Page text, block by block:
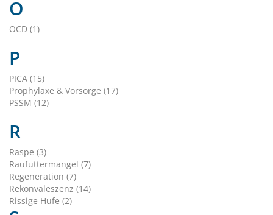
O
OCD (1)
P
PICA (15)
Prophylaxe & Vorsorge (17)
PSSM (12)
R
Raspe (3)
Raufuttermangel (7)
Regeneration (7)
Rekonvaleszenz (14)
Rissige Hufe (2)